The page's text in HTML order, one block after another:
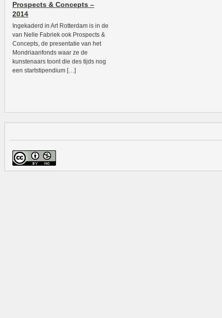
Prospects & Concepts –
2014
Ingekaderd in Art Rotterdam is in de
van Nelle Fabriek ook Prospects &
Concepts, de presentatie van het
Mondriaanfonds waar ze de
kunstenaars toont die des tijds nog
een startstipendium […]